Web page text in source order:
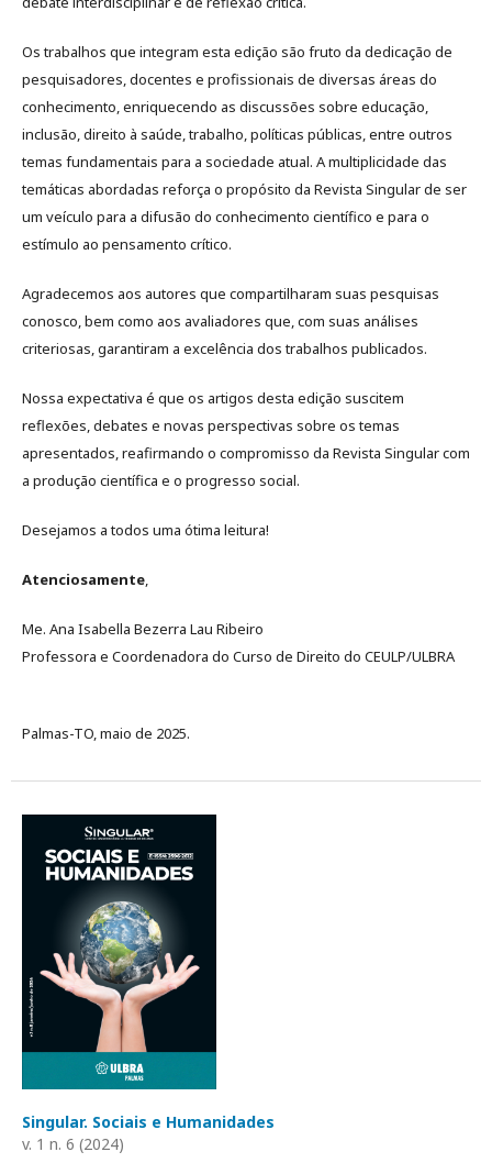
Os trabalhos que integram esta edição são fruto da dedicação de
pesquisadores, docentes e profissionais de diversas áreas do
conhecimento, enriquecendo as discussões sobre educação,
inclusão, direito à saúde, trabalho, políticas públicas, entre outros
temas fundamentais para a sociedade atual. A multiplicidade das
temáticas abordadas reforça o propósito da Revista Singular de ser
um veículo para a difusão do conhecimento científico e para o
estímulo ao pensamento crítico.
Agradecemos aos autores que compartilharam suas pesquisas
conosco, bem como aos avaliadores que, com suas análises
criteriosas, garantiram a excelência dos trabalhos publicados.
Nossa expectativa é que os artigos desta edição suscitem
reflexões, debates e novas perspectivas sobre os temas
apresentados, reafirmando o compromisso da Revista Singular com
a produção científica e o progresso social.
Desejamos a todos uma ótima leitura!
Atenciosamente,
Me. Ana Isabella Bezerra Lau Ribeiro
Professora e Coordenadora do Curso de Direito do CEULP/ULBRA
Palmas-TO, maio de 2025.
Singular. Sociais e Humanidades
v. 1 n. 6 (2024)